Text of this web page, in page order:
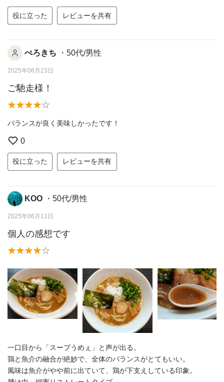
役に立った レビューを共有
ぺろきち ・50代/男性
2025年06月23日
ご馳走様！
バランスが良く美味しかったです！
0
役に立った レビューを共有
KOO ・50代/男性
2025年06月11日
個人の感想です
一口目から「スープうめぇ」と声が出る。
鶏と魚介の融合が絶妙で、全体のバランスがとてもいい。
風味は魚介がやや前に出ていて、鶏が下支えしている印象。